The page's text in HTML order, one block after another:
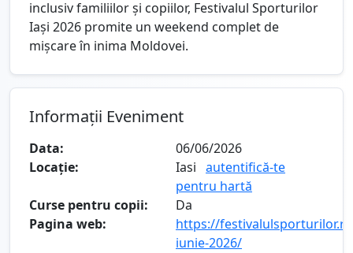
inclusiv familiilor și copiilor, Festivalul Sporturilor
Iași 2026 promite un weekend complet de
mișcare în inima Moldovei.
Informații Eveniment
Data:
06/06/2026
Locație:
Iasi autentifică-te
pentru hartă
Curse pentru copii:
Da
Pagina web:
https://
iunie-2026/